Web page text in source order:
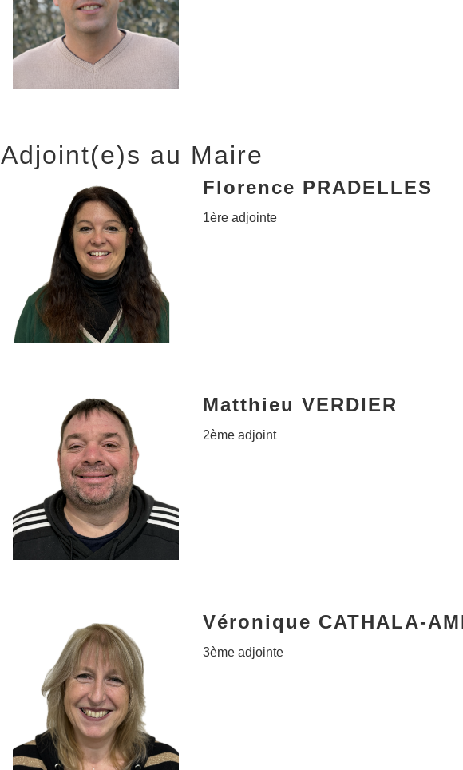
Adjoint(e)s au Maire
Florence PRADELLES
1ère adjointe
Matthieu VERDIER
2ème adjoint
Véronique CATHALA-
3ème adjointe